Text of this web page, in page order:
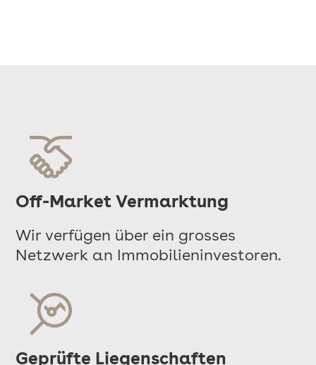
Off-Market Vermarktung
Wir verfügen über ein grosses
Netzwerk an Immobilieninvestoren.
Geprüfte Liegenschaften